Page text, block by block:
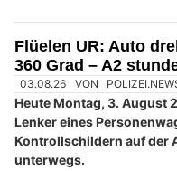
Flüelen UR: Auto
360 Grad – A2
03.08.26 VON
Heute Montag, 3. August
Lenker eines
Kontrollschildern auf der
unterwegs.